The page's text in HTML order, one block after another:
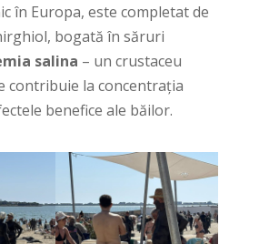
în Europa, este completat de
bogată în săruri
salina – un crustaceu
contribuie la concentrația
benefice ale băilor.